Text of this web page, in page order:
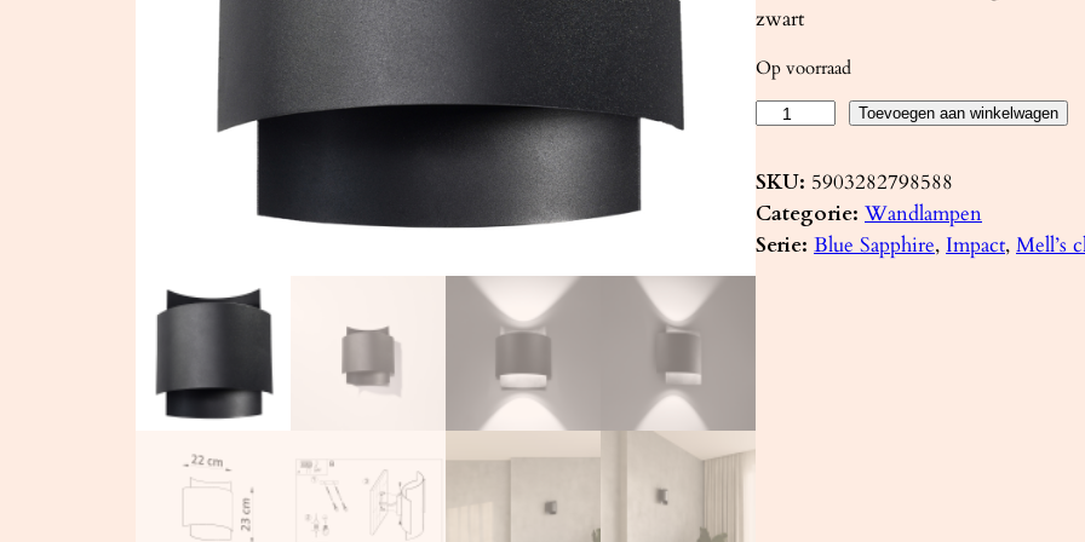
zwart
Op voorraad
n
d
l
a
P
A
Toevoegen aan winkelwagen
SKU: 5903282798588
Categorie: Wandlampen
Serie: Blue Sapphire, Impact, Mell’s